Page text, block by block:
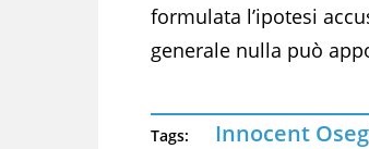
formulata l’ipotesi
generale nulla può
Tags: Innocent